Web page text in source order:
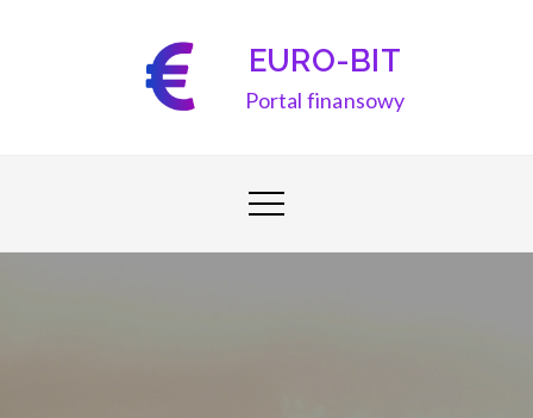
EURO-BIT
Portal finansowy